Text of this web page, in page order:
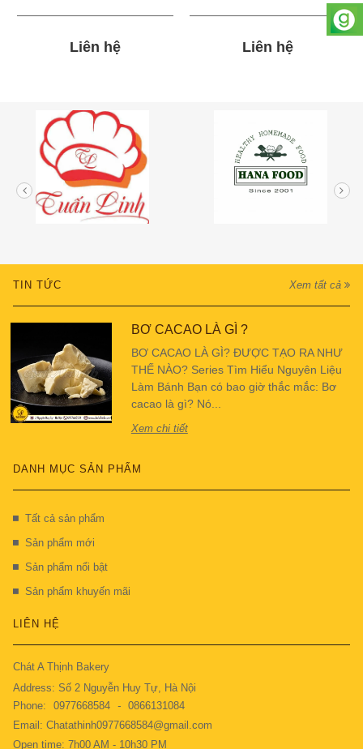
Liên hệ Liên hệ
TIN TỨC Xem tất cả
BƠ CACAO LÀ GÌ ?
BƠ CACAO LÀ GÌ? ĐƯỢC TẠO RA NHƯ
THẾ NÀO? Series Tìm Hiểu Nguyên Liệu
Làm Bánh Bạn có bao giờ thắc mắc: Bơ
cacao là gì? Nó...
Xem chi tiết
DANH MỤC SẢN PHẨM
Tất cả sản phẩm
Sản phẩm mới
Sản phẩm nổi bật
Sản phẩm khuyến mãi
LIÊN HỆ
Chát A Thịnh Bakery
Address: Số 2 Nguyễn Huy Tự, Hà Nội
Phone:
0977668584 -
0866131084
Email: Chatathinh0977668584@gmail.com
Open time: 7h00 AM - 10h30 PM